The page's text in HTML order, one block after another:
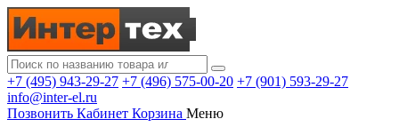
+7 (495) 943-29-27 +7 (496) 575-00-20 +7 (901) 593-29-27
info@inter-el.ru
Позвонить Кабинет Корзина Меню